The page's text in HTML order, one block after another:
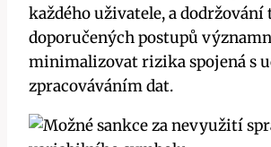
každého uživatele, a dodržování
doporučených postupů
minimalizovat rizika spojená s
zpracováváním dat.